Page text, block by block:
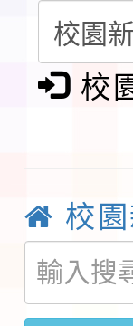
請
報
淨
檢
程
函
鎮
速
「
法」
本
校
校